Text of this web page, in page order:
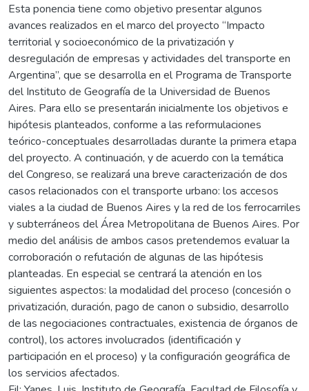
Esta ponencia tiene como objetivo presentar algunos
avances realizados en el marco del proyecto “Impacto
territorial y socioeconómico de la privatización y
desregulación de empresas y actividades del transporte en
Argentina”, que se desarrolla en el Programa de Transporte
del Instituto de Geografía de la Universidad de Buenos
Aires. Para ello se presentarán inicialmente los objetivos e
hipótesis planteados, conforme a las reformulaciones
teórico-conceptuales desarrolladas durante la primera etapa
del proyecto. A continuación, y de acuerdo con la temática
del Congreso, se realizará una breve caracterización de dos
casos relacionados con el transporte urbano: los accesos
viales a la ciudad de Buenos Aires y la red de los ferrocarriles
y subterráneos del Área Metropolitana de Buenos Aires. Por
medio del análisis de ambos casos pretendemos evaluar la
corroboración o refutación de algunas de las hipótesis
planteadas. En especial se centrará la atención en los
siguientes aspectos: la modalidad del proceso (concesión o
privatización, duración, pago de canon o subsidio, desarrollo
de las negociaciones contractuales, existencia de órganos de
control), los actores involucrados (identificación y
participación en el proceso) y la configuración geográfica de
los servicios afectados.